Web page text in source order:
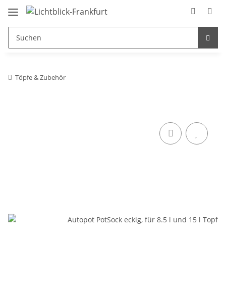
Töpfe & Zubehör